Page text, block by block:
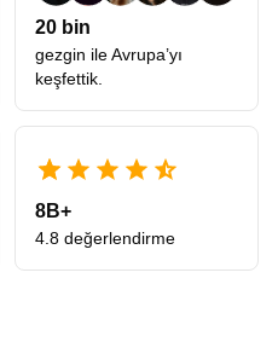
20 bin
gezgin ile Avrupa’yı
keşfettik.
8B+
4.8 değerlendirme